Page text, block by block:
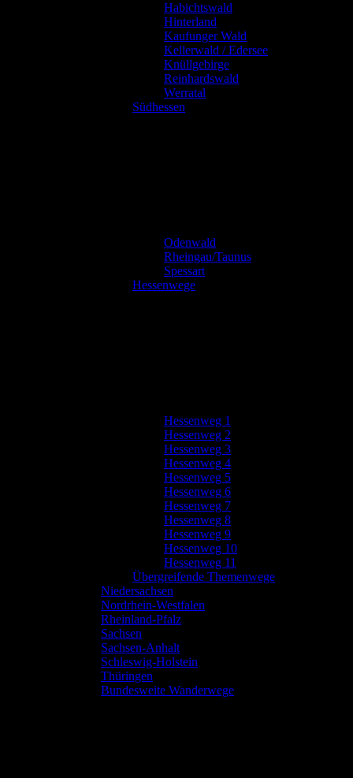
Habichtswald
Hinterland
Kaufunger Wald
Kellerwald / Edersee
Knüllgebirge
Reinhardswald
Werratal
Südhessen
Odenwald
Rheingau/Taunus
Spessart
Hessenwege
Hessenweg 1
Hessenweg 2
Hessenweg 3
Hessenweg 4
Hessenweg 5
Hessenweg 6
Hessenweg 7
Hessenweg 8
Hessenweg 9
Hessenweg 10
Hessenweg 11
Übergreifende Themenwege
Niedersachsen
Nordrhein-Westfalen
Rheinland-Pfalz
Sachsen
Sachsen-Anhalt
Schleswig-Holstein
Thüringen
Bundesweite Wanderwege